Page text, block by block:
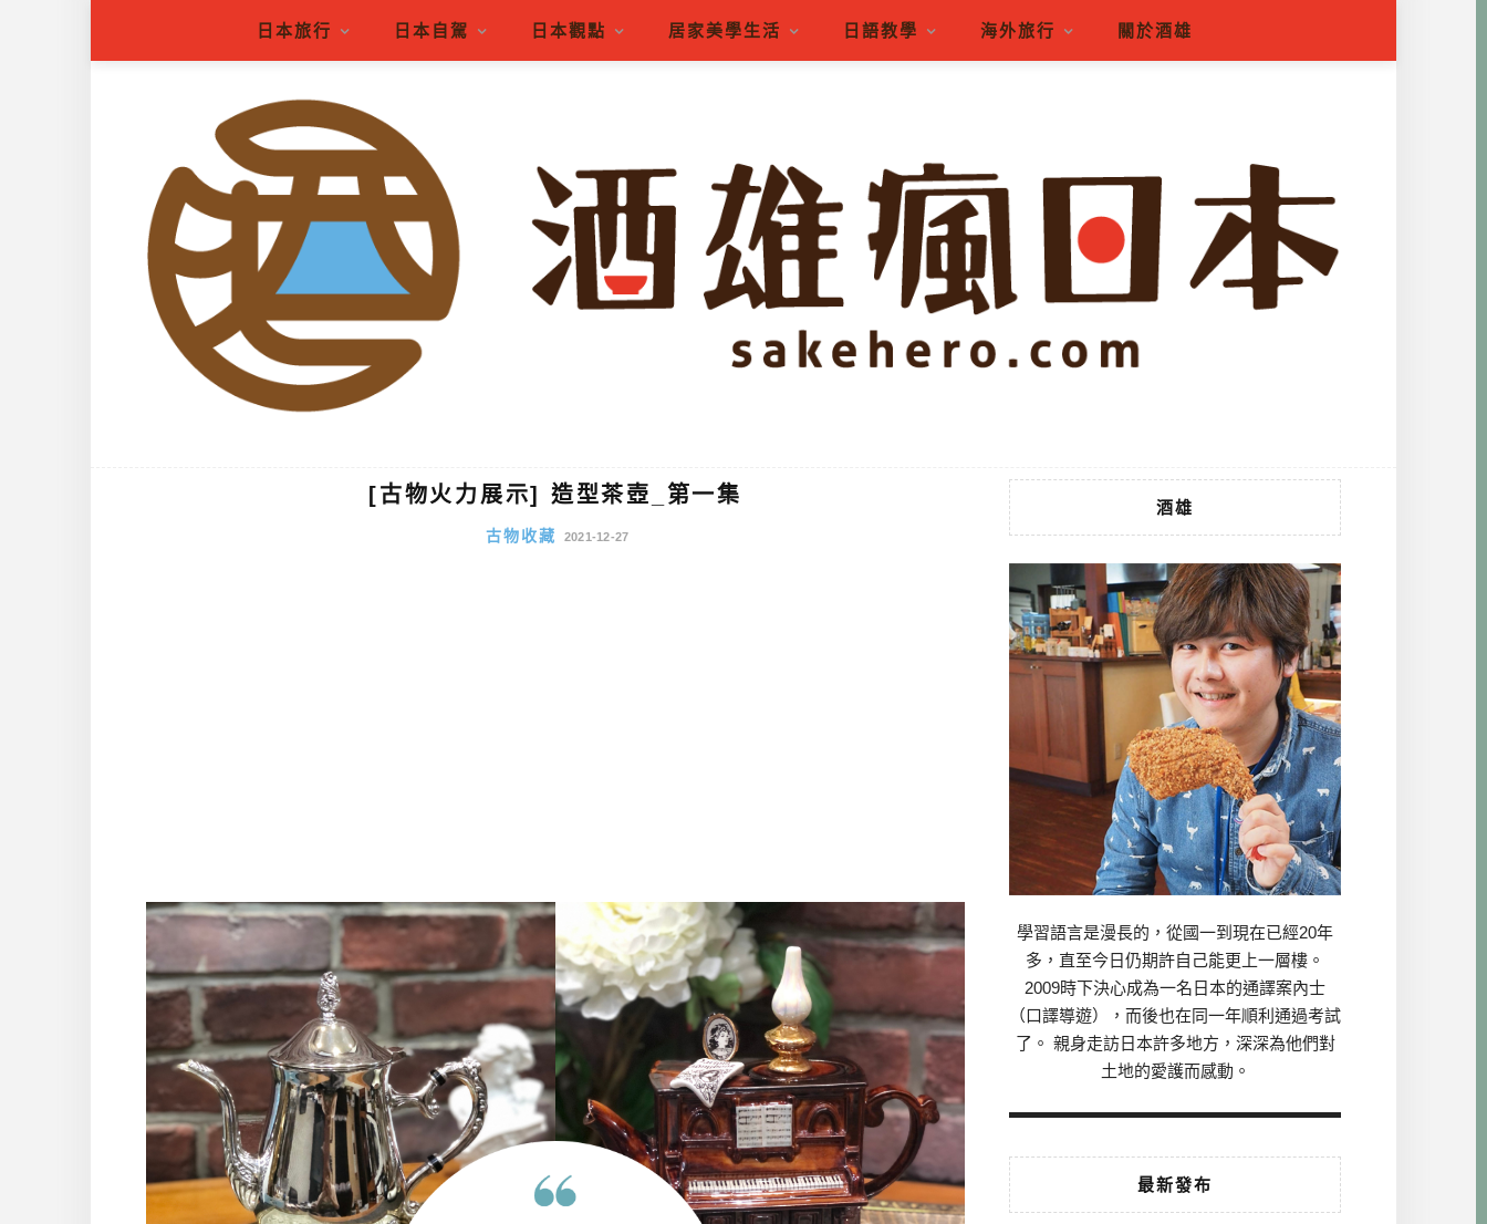
日本旅行 日本自駕 日本觀點 居家美學生活 日語教學 海外旅行 關於酒雄
[古物火力展示] 造型茶壺_第一集
古物收藏 2021-12-27
酒雄
學習語言是漫長的，從國一到現在已經20年
多，直至今日仍期許自己能更上一層樓。
2009時下決心成為一名日本的通譯案內士
（口譯導遊），而後也在同一年順利通過考試
了。 親身走訪日本許多地方，深深為他們對
土地的愛護而感動。
最新發布